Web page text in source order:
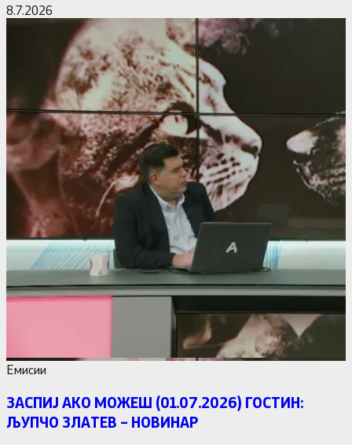
8.7.2026
Емисии
ЗАСПИЈ АКО МОЖЕШ (01.07.2026) ГОСТИН:
ЉУПЧО ЗЛАТЕВ – НОВИНАР